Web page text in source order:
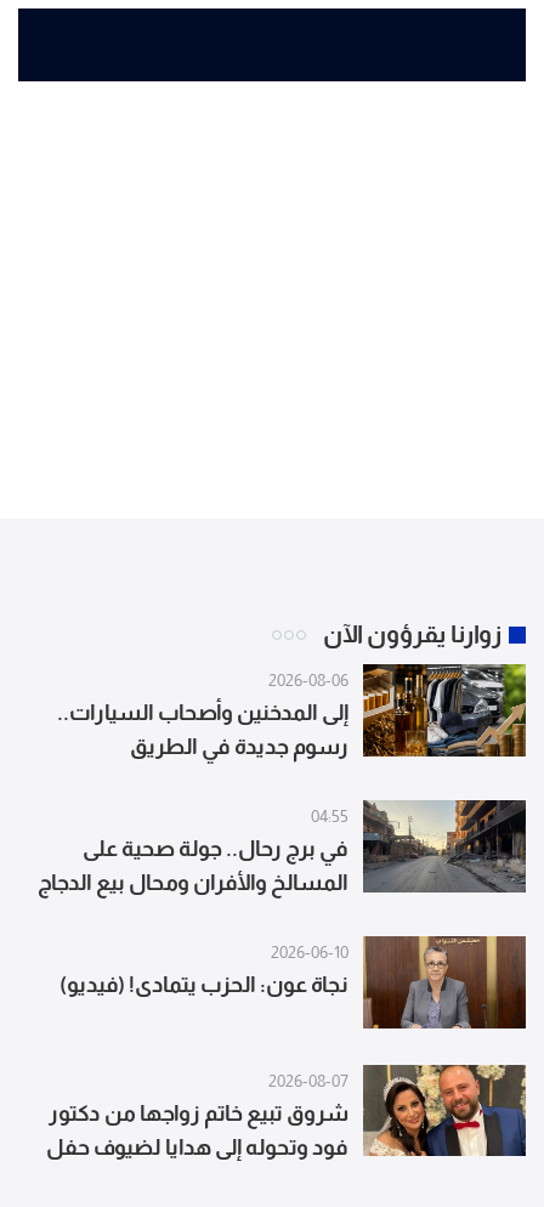
زوارنا يقرؤون الآن
2026-08-06
إلى المدخنين وأصحاب السيارات..
رسوم جديدة في الطريق
04:55
في برج رحال.. جولة صحية على
المسالخ والأفران ومحال بيع الدجاج
2026-06-10
نجاة عون: الحزب يتمادى! (فيديو)
2026-08-07
شروق تبيع خاتم زواجها من دكتور
فود وتحوله إلى هدايا لضيوف حفل